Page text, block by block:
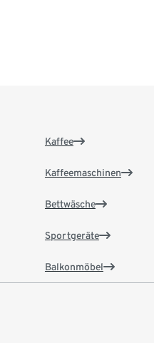
Kaffee
Kaffeemaschinen
Bettwäsche
Sportgeräte
Balkonmöbel